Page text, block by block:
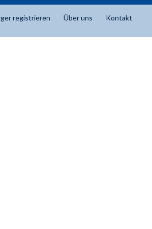
registrieren Über uns Kontakt